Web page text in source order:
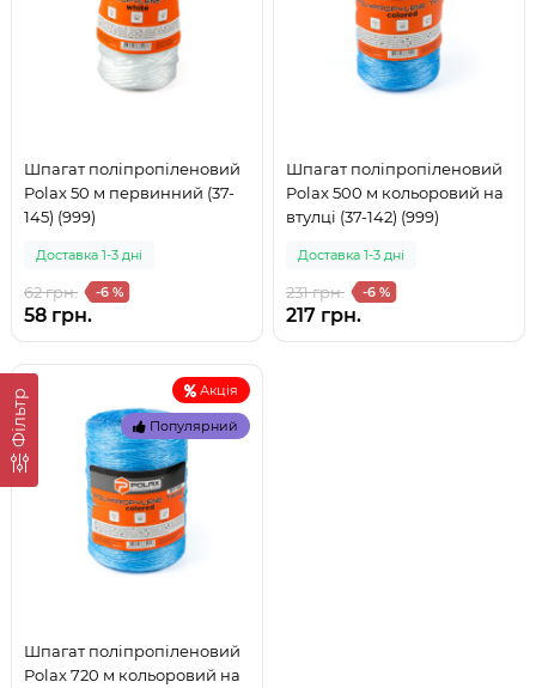
Фільтр
Шпагат поліпропіленовий
Polax 50 м первинний (37-
145) (999)
Доставка 1-3 дні
62 грн. -6 %
58 грн.
Шпагат поліпропіленовий
Polax 500 м кольоровий на
втулці (37-142) (999)
Доставка 1-3 дні
231 грн. -6 %
217 грн.
Акція
Популярний
Шпагат поліпропіленовий
Polax 720 м кольоровий на